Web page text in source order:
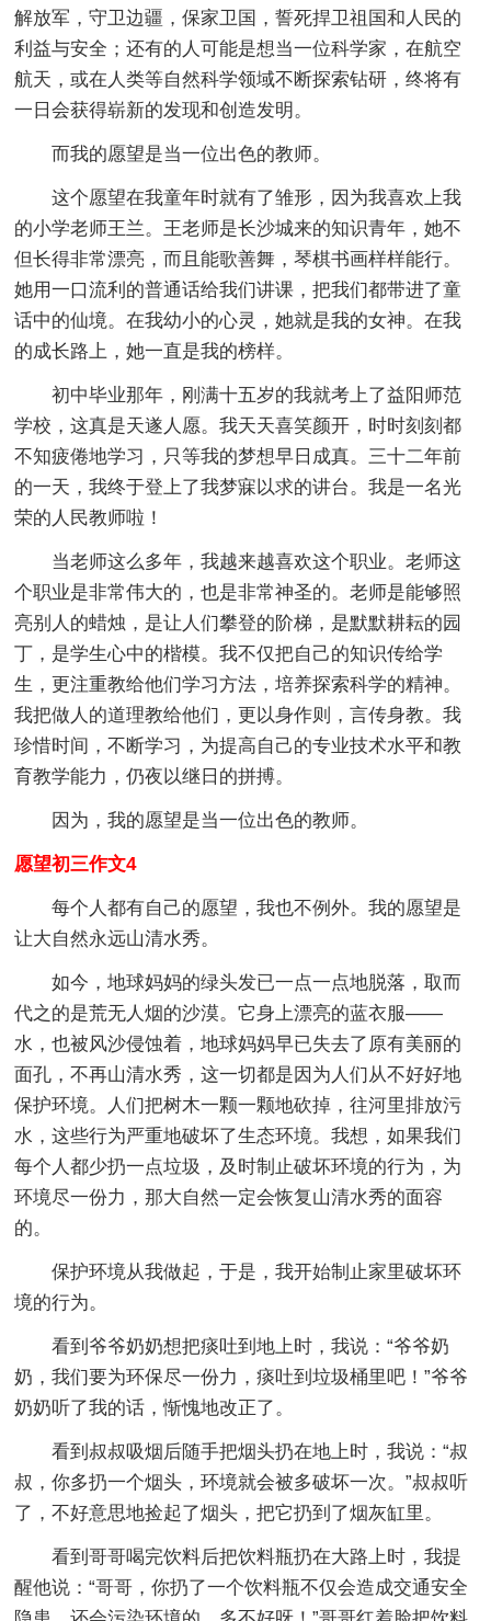
解放军，守卫边疆，保家卫国，誓死捍卫祖国和人民的
利益与安全；还有的人可能是想当一位科学家，在航空
航天，或在人类等自然科学领域不断探索钻研，终将有
一日会获得崭新的发现和创造发明。
而我的愿望是当一位出色的教师。
这个愿望在我童年时就有了雏形，因为我喜欢上我
的小学老师王兰。王老师是长沙城来的知识青年，她不
但长得非常漂亮，而且能歌善舞，琴棋书画样样能行。
她用一口流利的普通话给我们讲课，把我们都带进了童
话中的仙境。在我幼小的心灵，她就是我的女神。在我
的成长路上，她一直是我的榜样。
初中毕业那年，刚满十五岁的我就考上了益阳师范
学校，这真是天遂人愿。我天天喜笑颜开，时时刻刻都
不知疲倦地学习，只等我的梦想早日成真。三十二年前
的一天，我终于登上了我梦寐以求的讲台。我是一名光
荣的人民教师啦！
当老师这么多年，我越来越喜欢这个职业。老师这
个职业是非常伟大的，也是非常神圣的。老师是能够照
亮别人的蜡烛，是让人们攀登的阶梯，是默默耕耘的园
丁，是学生心中的楷模。我不仅把自己的知识传给学
生，更注重教给他们学习方法，培养探索科学的精神。
我把做人的道理教给他们，更以身作则，言传身教。我
珍惜时间，不断学习，为提高自己的专业技术水平和教
育教学能力，仍夜以继日的拼搏。
因为，我的愿望是当一位出色的教师。
愿望初三作文4
每个人都有自己的愿望，我也不例外。我的愿望是
让大自然永远山清水秀。
如今，地球妈妈的绿头发已一点一点地脱落，取而
代之的是荒无人烟的沙漠。它身上漂亮的蓝衣服——
水，也被风沙侵蚀着，地球妈妈早已失去了原有美丽的
面孔，不再山清水秀，这一切都是因为人们从不好好地
保护环境。人们把树木一颗一颗地砍掉，往河里排放污
水，这些行为严重地破坏了生态环境。我想，如果我们
每个人都少扔一点垃圾，及时制止破坏环境的行为，为
环境尽一份力，那大自然一定会恢复山清水秀的面容
的。
保护环境从我做起，于是，我开始制止家里破坏环
境的行为。
看到爷爷奶奶想把痰吐到地上时，我说：“爷爷奶
奶，我们要为环保尽一份力，痰吐到垃圾桶里吧！”爷爷
奶奶听了我的话，惭愧地改正了。
看到叔叔吸烟后随手把烟头扔在地上时，我说：“叔
叔，你多扔一个烟头，环境就会被多破坏一次。”叔叔听
了，不好意思地捡起了烟头，把它扔到了烟灰缸里。
看到哥哥喝完饮料后把饮料瓶扔在大路上时，我提
醒他说：“哥哥，你扔了一个饮料瓶不仅会造成交通安全